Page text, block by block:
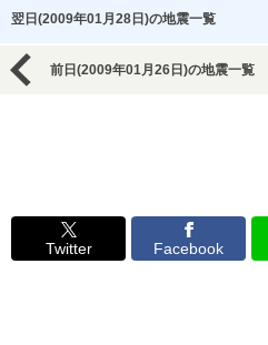
翌日(2009年01月28日)の地震一覧
前日(2009年01月26日)の地震一覧
Twitter Facebook